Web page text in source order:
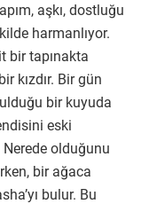
aşkı, dostluğu
harmanlıyor.
bir tapınakta
kızdır. Bir gün
bir kuyuda
eski
olduğunu
bir ağaca
bulur. Bu